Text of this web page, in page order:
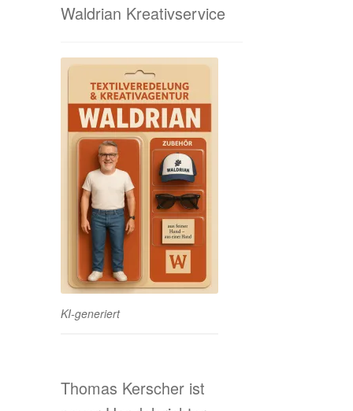
Waldrian Kreativservice
KI-generiert
Thomas Kerscher ist